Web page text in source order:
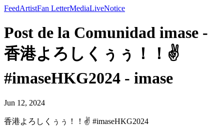
FeedArtistFan LetterMediaLiveNotice
Post de la Comunidad imase -
香港よろしくぅぅ！！✌️
#imaseHKG2024 - imase
Jun 12, 2024
香港よろしくぅぅ！！✌️ #imaseHKG2024